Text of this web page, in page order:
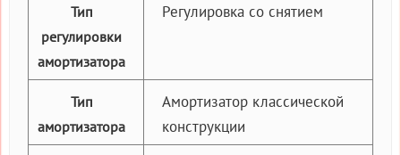
Тип
регулировки
амортизатора
Регулировка со снятием
Тип
амортизатора
Амортизатор классической
конструкции